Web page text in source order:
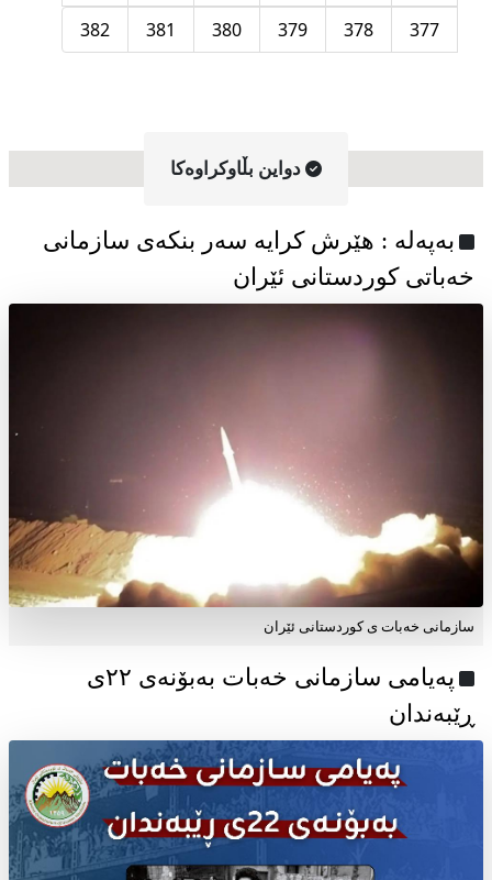
377
378
379
380
381
382
دواین بڵاوکراوه‌کا
به‌په‌له‌ : هێرش کرایە سەر بنکەی سازمانی
خەباتی کوردستانی ئێران
سازمانی خەبات ی کوردستانی ئێران
پەیامی سازمانی خەبات بەبۆنەی ۲۲ی
ڕێبەندان